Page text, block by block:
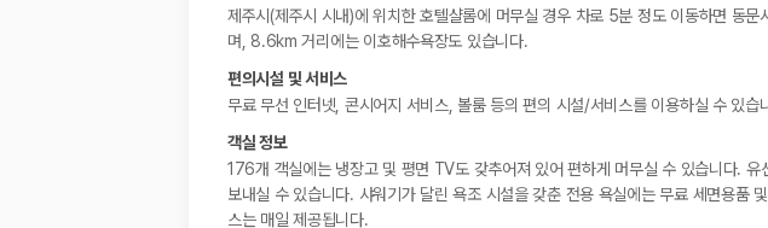
제주시(제주시 시내)에 위치한 호텔샬롬에 머무실 경우 차로 5분 정도 이동하면 동
며, 8.6km 거리에는 이호해수욕장도 있습니다.
편의시설 및 서비스
무료 무선 인터넷, 콘시어지 서비스, 볼룸 등의 편의 시설/서비스를 이용하실 수 있습
객실 정보
176개 객실에는 냉장고 및 평면 TV도 갖추어져 있어 편하게 머무실 수 있습니다.
보내실 수 있습니다. 샤워기가 달린 욕조 시설을 갖춘 전용 욕실에는 무료 세면용품
스는 매일 제공됩니다.